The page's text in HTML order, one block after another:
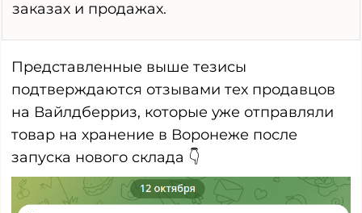
заказах и продажах.
Представленные выше тезисы
подтверждаются отзывами тех продавцов
на Вайлдберриз, которые уже отправляли
товар на хранение в Воронеже после
запуска нового склада 👇